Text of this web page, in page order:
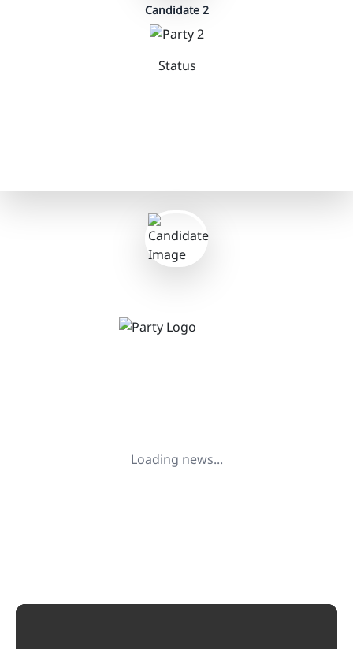
Candidate 2
Status
Loading news...